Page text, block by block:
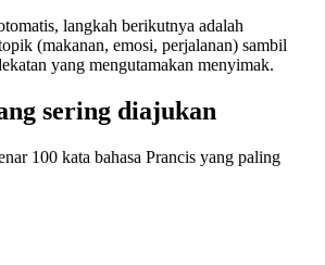
langkah berikutnya adalah
(makanan, emosi, perjalanan) sambil
yang mengutamakan menyimak.
sering diajukan
100 kata bahasa Prancis yang paling